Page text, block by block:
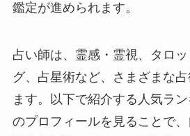
鑑定が進められます。
占い師は、霊感・霊視、タロ
グ、占星術など、さまざまな
ます。以下で紹介する人気ラ
のプロフィールを見ることで